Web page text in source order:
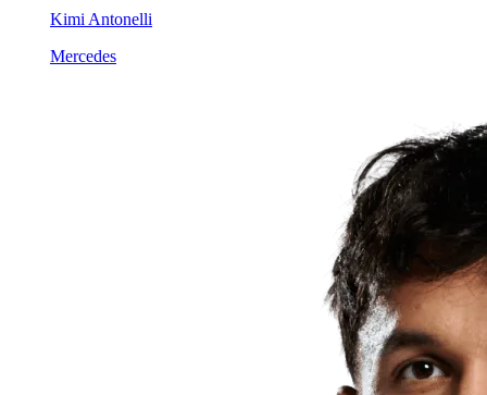
Kimi Antonelli
Mercedes